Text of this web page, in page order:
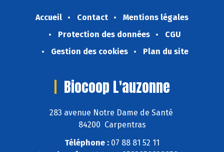
Accueil Contact
Mentions légales
Protection des données
CGU
Gestion des cookies
Plan du site
Biocoop L'auzonne
283 avenue Notre Dame de Santé
84200 Carpentras
Téléphone : 07 88 81 52 11